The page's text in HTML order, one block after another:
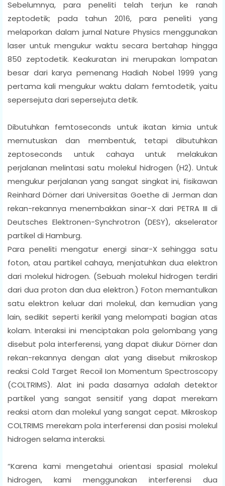
Sebelumnya, para peneliti telah terjun ke ranah
zeptodetik; pada tahun 2016, para peneliti yang
melaporkan dalam jurnal Nature Physics menggunakan
laser untuk mengukur waktu secara bertahap hingga
850 zeptodetik. Keakuratan ini merupakan lompatan
besar dari karya pemenang Hadiah Nobel 1999 yang
pertama kali mengukur waktu dalam femtodetik, yaitu
sepersejuta dari sepersejuta detik.
Dibutuhkan femtoseconds untuk ikatan kimia untuk
memutuskan dan membentuk, tetapi dibutuhkan
zeptoseconds untuk cahaya untuk melakukan
perjalanan melintasi satu molekul hidrogen (H2). Untuk
mengukur perjalanan yang sangat singkat ini, fisikawan
Reinhard Dörner dari Universitas Goethe di Jerman dan
rekan-rekannya menembakkan sinar-X dari PETRA III di
Deutsches Elektronen-Synchrotron (DESY), akselerator
partikel di Hamburg.
Para peneliti mengatur energi sinar-X sehingga satu
foton, atau partikel cahaya, menjatuhkan dua elektron
dari molekul hidrogen. (Sebuah molekul hidrogen terdiri
dari dua proton dan dua elektron.) Foton memantulkan
satu elektron keluar dari molekul, dan kemudian yang
lain, sedikit seperti kerikil yang melompati bagian atas
kolam. Interaksi ini menciptakan pola gelombang yang
disebut pola interferensi, yang dapat diukur Dörner dan
rekan-rekannya dengan alat yang disebut mikroskop
reaksi Cold Target Recoil Ion Momentum Spectroscopy
(COLTRIMS). Alat ini pada dasarnya adalah detektor
partikel yang sangat sensitif yang dapat merekam
reaksi atom dan molekul yang sangat cepat. Mikroskop
COLTRIMS merekam pola interferensi dan posisi molekul
hidrogen selama interaksi.
“Karena kami mengetahui orientasi spasial molekul
hidrogen, kami menggunakan interferensi dua